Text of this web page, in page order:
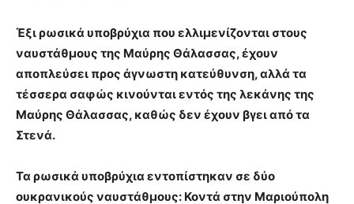
Έξι ρωσικά υποβρύχια που ελλιμενίζονται στους
ναυστάθμους της Μαύρης Θάλασσας, έχουν
αποπλεύσει προς άγνωστη κατεύθυνση, αλλά τα
τέσσερα σαφώς κινούνται εντός της λεκάνης της
Μαύρης Θάλασσας, καθώς δεν έχουν βγει από τα
Στενά.
Τα ρωσικά υποβρύχια εντοπίστηκαν σε δύο
ουκρανικούς ναυστάθμους: Κοντά στην Μαριούπολη